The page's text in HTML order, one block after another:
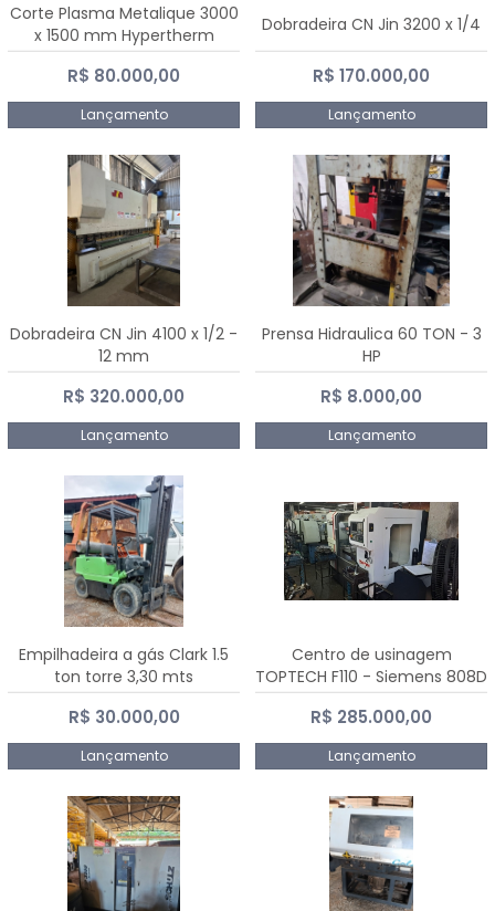
Corte Plasma Metalique 3000
x 1500 mm Hypertherm
Powermax 45 xp
R$ 80.000,00
Lançamento
Dobradeira CN Jin 3200 x 1/4
R$ 170.000,00
Lançamento
Dobradeira CN Jin 4100 x 1/2 -
12 mm
R$ 320.000,00
Lançamento
Prensa Hidraulica 60 TON - 3
HP
R$ 8.000,00
Lançamento
Empilhadeira a gás Clark 1.5
ton torre 3,30 mts
R$ 30.000,00
Lançamento
Centro de usinagem
TOPTECH F110 - Siemens 808D
Advanced
R$ 285.000,00
Lançamento